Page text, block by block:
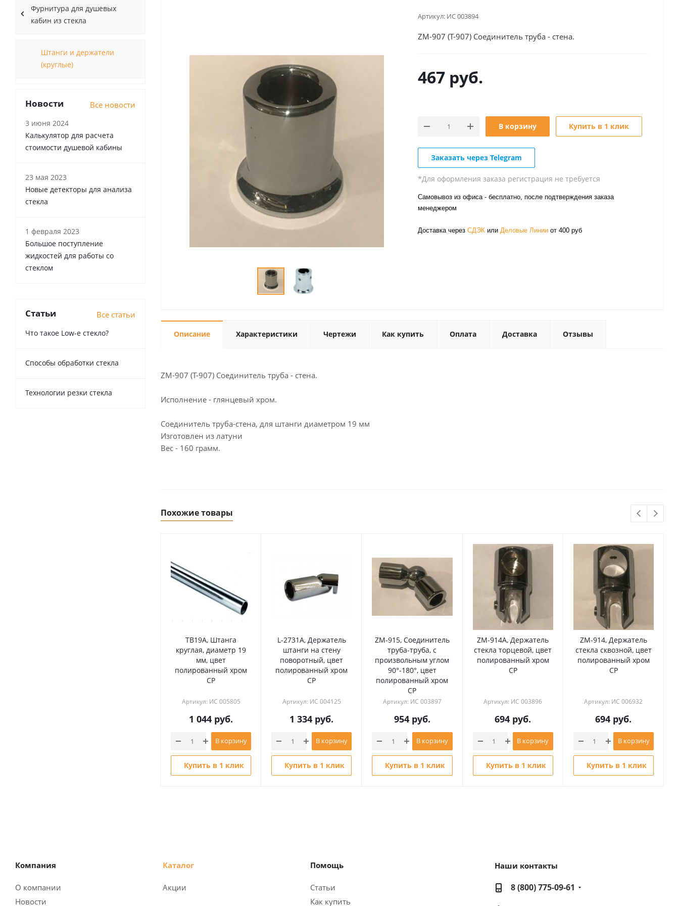
Артикул: ИС 003894
ZM-907 (T-907) Соединитель труба - стена.
467 руб.
В корзину Купить в 1 клик
Заказать через Telegram
*Для оформления заказа регистрация не требуется
Самовывоз из офиса - бесплатно, после подтверждения заказа
менеджером
Доставка через СДЭК или Деловые Линии от 400 руб
Описание Характеристики Чертежи Как купить Оплата Доставка Отзывы
ZM-907 (T-907) Соединитель труба - стена.
Исполнение - глянцевый хром.
Соединитель труба-стена, для штанги диаметром 19 мм
Изготовлен из латуни
Вес - 160 грамм.
Похожие товары
TB19A, Штанга
круглая, диаметр 19
мм, цвет
полированный хром
CP
Артикул: ИС 005805
1 044 руб.
В корзину
Купить в 1 клик
L-2731A, Держатель
штанги на стену
поворотный, цвет
полированный хром
CP
Артикул: ИС 004125
1 334 руб.
В корзину
Купить в 1 клик
ZM-915, Соединитель
труба-труба, с
произвольным углом
90°-180°, цвет
полированный хром
CP
Артикул: ИС 003897
954руб.
В корзину
Купить в 1 клик
ZM-914A, Держатель
стекла торцевой, цвет
полированный хром
CP
Артикул: ИС 003896
694 руб.
В корзину
Купить в 1 клик
ZM-914, Держатель
стекла сквозной, цвет
полированный хром
CP
Артикул: ИС 006932
694 руб.
В корзину
Купить в 1 клик
Фурнитура для душевых
кабин из стекла
Штанги и держатели
(круглые)
Новости Все новости
3 июня 2024
Калькулятор для расчета
стоимости душевой кабины
23 мая 2023
Новые детекторы для анализа
стекла
1 февраля 2023
Большое поступление
жидкостей для работы со
стеклом
Статьи Все статьи
Что такое Low-e стекло?
Способы обработки стекла
Технологии резки стекла
Компания
О компании
Новости
Каталог
Акции
Помощь
Статьи
Как купить
Наши контакты
8 (800) 775-09-61